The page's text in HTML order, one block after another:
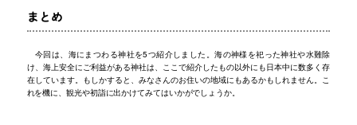
まとめ
今回は、海にまつわる神社を5つ紹介しました。海の神様を祀った神社や水難除
け、海上安全にご利益がある神社は、ここで紹介したもの以外にも日本中に数多く存
在しています。もしかすると、みなさんのお住いの地域にもあるかもしれません。こ
れを機に、観光や初詣に出かけてみてはいかがでしょうか。